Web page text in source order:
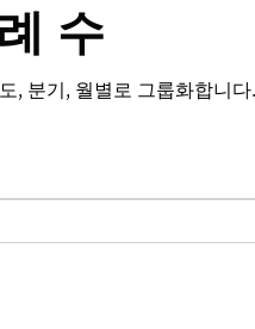
수
, 분기, 월별로 그룹화합니